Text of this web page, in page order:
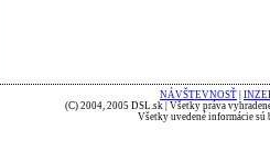
NÁVŠTEVNOSŤ
(C) 2004, 2005 DSL.sk | Všetky práva
Všetky uvedené informácie sú